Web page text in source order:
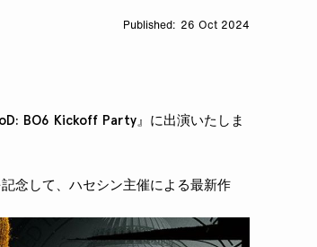
26 Oct 2024
BO6 Kickoff Party』に出演いたしま
念して、ハセシン主催による最新作